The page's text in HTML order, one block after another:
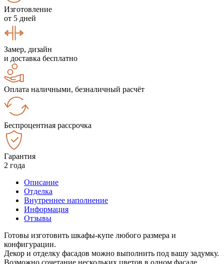
Изготовление
от 5 дней
Замер, дизайн
и доставка бесплатно
Оплата наличными, безналичный расчёт
Беспроцентная рассрочка
Гарантия
2 года
Описание
Отделка
Внутреннее наполнение
Информация
Отзывы
Готовы изготовить шкафы-купе любого размера и
конфигурации.
Декор и отделку фасадов можно выполнить под вашу задумку.
Возможно сочетание нескольких цветов в одном фасаде.